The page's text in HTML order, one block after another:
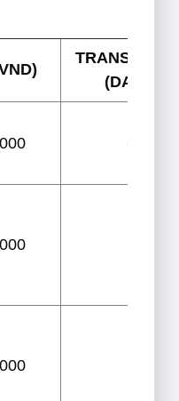
TRANSIT TIME
(DAYS)
3
2
2